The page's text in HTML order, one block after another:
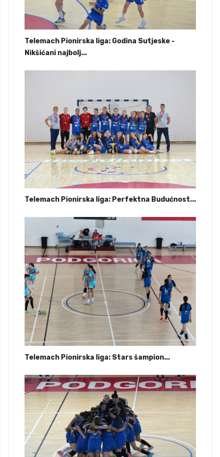
Telemach Pionirska liga: Godina Sutjeske -
Nikšićani najbolj...
Telemach Pionirska liga: Perfektna Budućnost...
Telemach Pionirska liga: Stars šampion...